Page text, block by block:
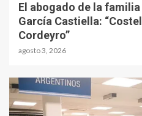
El abogado de la
García Castiella:
Cordeyro”
agosto 3, 2026